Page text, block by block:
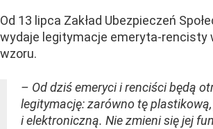
Od 13 lipca Zakład Ubezpieczeń
wydaje legitymacje emeryta-rencisty
wzoru.
– Od dziś emeryci i renciści będą
legitymację: zarówno tę
i elektroniczną. Nie zmieni się jej